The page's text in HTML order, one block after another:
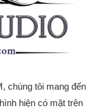
chúng tôi mang đến
hiện có mặt trên